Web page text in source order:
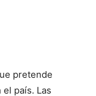
pretende
país. Las